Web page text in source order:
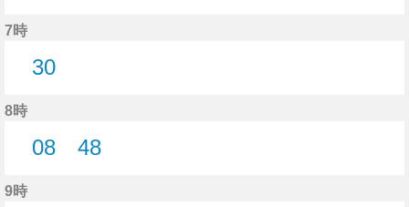
7時
30
8時
08
48
9時